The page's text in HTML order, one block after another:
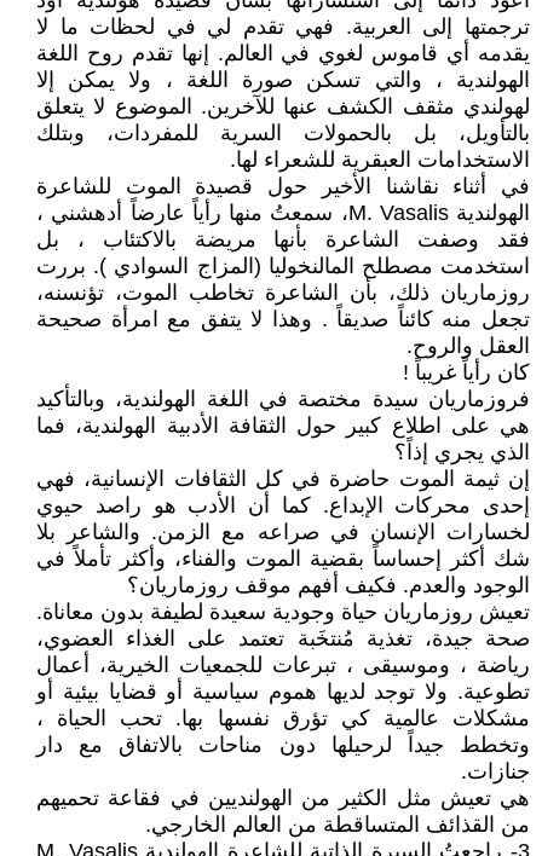
ترجمتها إلى العربية. فهي تقدم لي في لحظات ما لا
يقدمه أي قاموس لغوي في العالم. إنها تقدم روح اللغة
الهولندية ، والتي تسكن صورة اللغة ، ولا يمكن إلا
لهولندي مثقف الكشف عنها للآخرين. الموضوع لا يتعلق
بالتأويل، بل بالحمولات السرية للمفردات، وبتلك
الاستخدامات العبقرية للشعراء لها.
في أثناء نقاشنا الأخير حول قصيدة الموت للشاعرة
الهولندية M. Vasalis، سمعتُ منها رأياً عارضاً أدهشني ،
فقد وصفت الشاعرة بأنها مريضة بالاكتئاب ، بل
استخدمت مصطلح المالنخوليا (المزاج السوادي ). بررت
روزماريان ذلك، بأن الشاعرة تخاطب الموت، تؤنسنه،
تجعل منه كائناً صديقاً . وهذا لا يتفق مع امرأة صحيحة
العقل والروح.
كان رأياً غريباً !
فروزماريان سيدة مختصة في اللغة الهولندية، وبالتأكيد
هي على اطلاع كبير حول الثقافة الأدبية الهولندية، فما
الذي يجري إذاً؟
إن ثيمة الموت حاضرة في كل الثقافات الإنسانية، فهي
إحدى محركات الإبداع. كما أن الأدب هو راصد حيوي
لخسارات الإنسان في صراعه مع الزمن. والشاعر بلا
شك أكثر إحساساً بقضية الموت والفناء، وأكثر تأملاً في
الوجود والعدم. فكيف أفهم موقف روزماريان؟
تعيش روزماريان حياة وجودية سعيدة لطيفة بدون معاناة.
صحة جيدة، تغذية مُنتخَبة تعتمد على الغذاء العضوي،
رياضة ، وموسيقى ، تبرعات للجمعيات الخيرية، أعمال
تطوعية. ولا توجد لديها هموم سياسية أو قضايا بيئية أو
مشكلات عالمية كي تؤرق نفسها بها. تحب الحياة ،
وتخطط جيداً لرحيلها دون مناحات بالاتفاق مع دار
جنازات.
هي تعيش مثل الكثير من الهولنديين في فقاعة تحميهم
من القذائف المتساقطة من العالم الخارجي.